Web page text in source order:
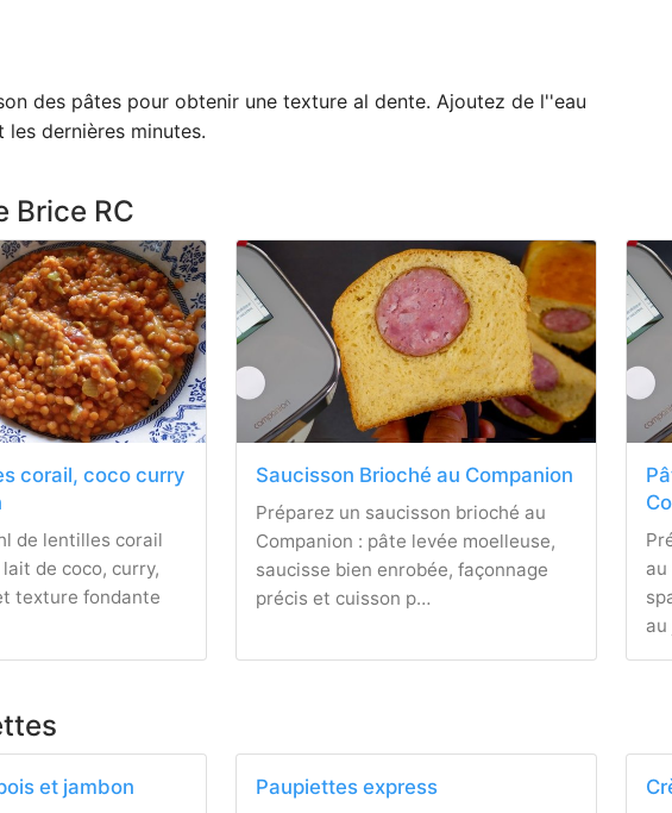
des pâtes pour obtenir une texture al dente. Ajoutez de l''eau
les dernières minutes.
Brice RC
corail, coco curry
de lentilles corail
de coco, curry,
texture fondante
Saucisson Brioché au Companion
Préparez un saucisson brioché au
Companion : pâte levée moelleuse,
saucisse bien enrobée, façonnage
précis et cuisson p…
au
et jambon Paupiettes express